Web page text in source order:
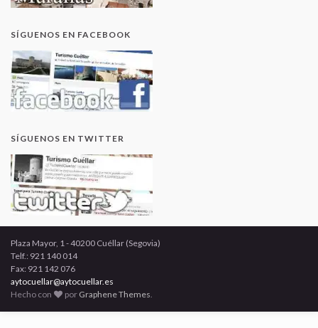
SÍGUENOS EN FACEBOOK
SÍGUENOS EN TWITTER
Plaza Mayor, 1 - 40200 Cuéllar (Segovia)
Telf.: 921 140 014
Fax: 921 142 076
aytocuellar@aytocuellar.es
Hecho con
por Graphene Themes.